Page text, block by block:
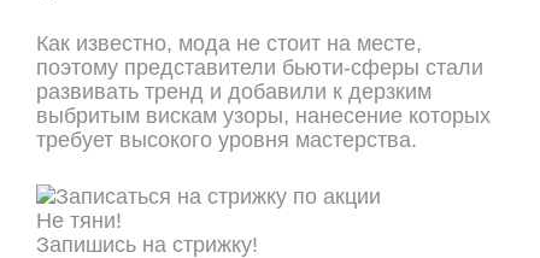
Как известно, мода не стоит на месте,
поэтому представители бьюти-сферы стали
развивать тренд и добавили к дерзким
выбритым вискам узоры, нанесение которых
требует высокого уровня мастерства.
Не тяни!
Запишись на стрижку!